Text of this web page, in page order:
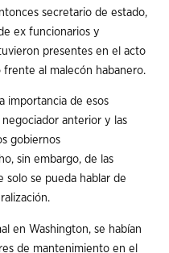
secretario de estado,
ex funcionarios y
presentes en el acto
al malecón habanero.
importancia de esos
anterior y las
gobiernos
sin embargo, de las
solo se pueda hablar de
en Washington, se habían
de mantenimiento en el